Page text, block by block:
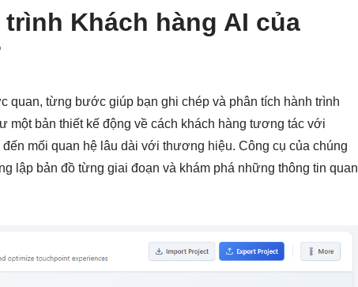
Khách hàng AI của
quan, từng bước giúp bạn ghi chép và phân tích hành trình
một bản thiết kế động về cách khách hàng tương tác với
mối quan hệ lâu dài với thương hiệu. Công cụ của chúng
lập bản đồ từng giai đoạn và khám phá những thông tin quan